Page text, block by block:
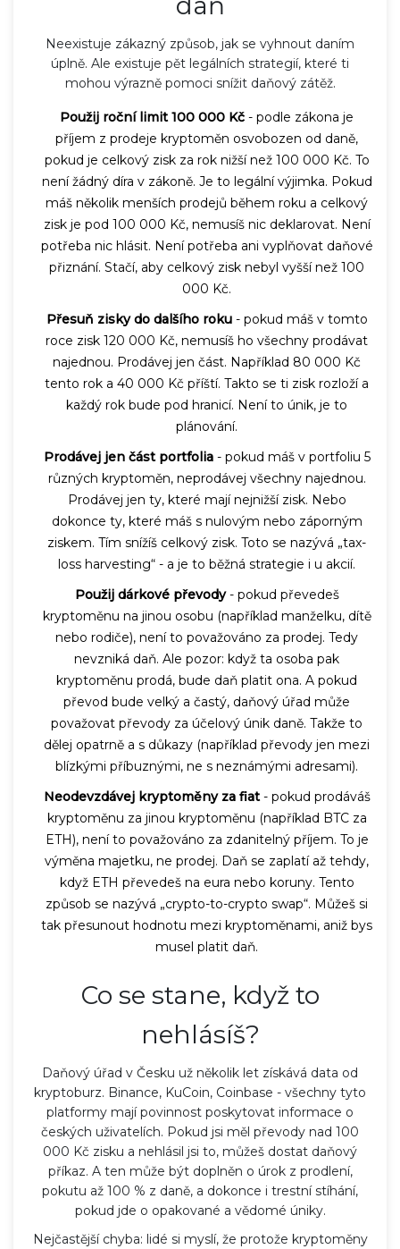
Neexistuje zákazný způsob, jak se vyhnout daním
úplně. Ale existuje pět legálních strategií, které ti
mohou výrazně pomoci snížit daňový zátěž.
Použij roční limit 100 000 Kč - podle zákona je
příjem z prodeje kryptoměn osvobozen od daně,
pokud je celkový zisk za rok nižší než 100 000 Kč. To
není žádný díra v zákoně. Je to legální výjimka. Pokud
máš několik menších prodejů během roku a celkový
zisk je pod 100 000 Kč, nemusíš nic deklarovat. Není
potřeba nic hlásit. Není potřeba ani vyplňovat daňové
přiznání. Stačí, aby celkový zisk nebyl vyšší než 100
000 Kč.
Přesuň zisky do dalšího roku- pokud máš v tomto
roce zisk 120 000 Kč, nemusíš ho všechny prodávat
najednou. Prodávej jen část. Například 80 000 Kč
tento rok a 40 000 Kč příští. Takto se ti zisk rozloží a
každý rok bude pod hranicí. Není to únik, je to
plánování.
Prodávej jen část portfolia- pokud máš v portfoliu 5
různých kryptoměn, neprodávej všechny najednou.
Prodávej jen ty, které mají nejnižší zisk. Nebo
dokonce ty, které máš s nulovým nebo záporným
ziskem. Tím snížíš celkový zisk. Toto se nazývá „tax-
loss harvesting“ - a je to běžná strategie i u akcií.
Použij dárkové převody- pokud převedeš
kryptoměnu na jinou osobu (například manželku, dítě
nebo rodiče), není to považováno za prodej. Tedy
nevzniká daň. Ale pozor: když ta osoba pak
kryptoměnu prodá, bude daň platit ona. A pokud
převod bude velký a častý, daňový úřad může
považovat převody za účelový únik daně. Takže to
dělej opatrně a s důkazy (například převody jen mezi
blízkými příbuznými, ne s neznámými adresami).
Neodevzdávej kryptoměny za fiat- pokud prodáváš
kryptoměnu za jinou kryptoměnu (například BTC za
ETH), není to považováno za zdanitelný příjem. To je
výměna majetku, ne prodej. Daň se zaplatí až tehdy,
když ETH převedeš na eura nebo koruny. Tento
způsob se nazývá „crypto-to-crypto swap“. Můžeš si
tak přesunout hodnotu mezi kryptoměnami, aniž bys
musel platit daň.
Co se stane, když to
nehlásíš?
Daňový úřad v Česku už několik let získává data od
kryptoburz. Binance, KuCoin, Coinbase - všechny tyto
platformy mají povinnost poskytovat informace o
českých uživatelích. Pokud jsi měl převody nad 100
000 Kč zisku a nehlásil jsi to, můžeš dostat daňový
příkaz. A ten může být doplněn o úrok z prodlení,
pokutu až 100 % z daně, a dokonce i trestní stíhání,
pokud jde o opakované a vědomé úniky.
Nejčastější chyba: lidé si myslí, že protože kryptoměny